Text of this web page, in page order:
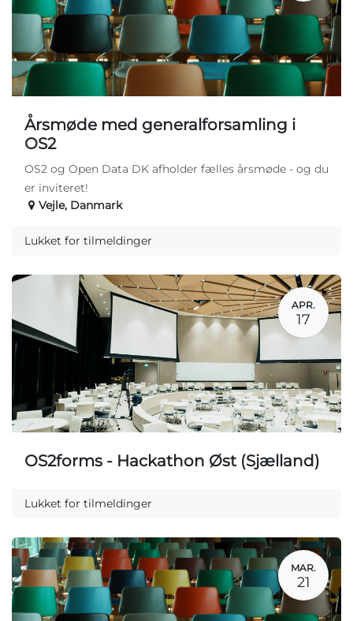
Årsmøde med generalforsamling i
OS2
OS2 og Open Data DK afholder fælles årsmøde - og du
er inviteret!
Vejle, Danmark
Lukket for tilmeldinger
APR.
17
OS2forms - Hackathon Øst (Sjælland)
Lukket for tilmeldinger
MAR.
21